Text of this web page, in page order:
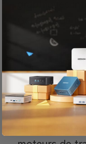
graphiques
GeForce de
A
Les GPU ont
de Nvidia